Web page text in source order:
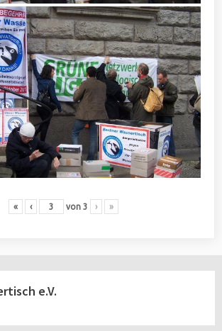
« ‹ von 3 › »
e.V.